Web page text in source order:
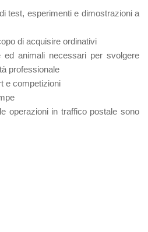
test, esperimenti e dimostrazioni a
di acquisire ordinativi
animali necessari per svolgere
professionale
e competizioni
operazioni in traffico postale sono